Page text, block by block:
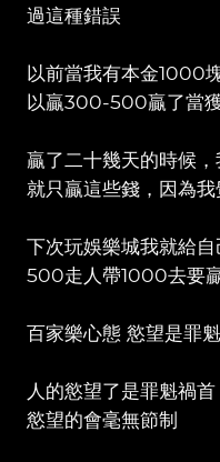
過這種錯誤
以前當我有本金1000
以贏300-500贏了當
贏了二十幾天的時候
就只贏這些錢，因為
下次玩娛樂城我就給
500走人帶1000去要
百家樂心態 慾望是罪
人的慾望了是罪魁禍
慾望的會毫無節制